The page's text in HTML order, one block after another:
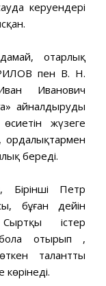
керуендері
отарлық
пен В. Н.
Иванович
айналдыруды
жүзеге
береді.
Петр
бұған дейін
істер
отырып ,
талантты
көрінеді.